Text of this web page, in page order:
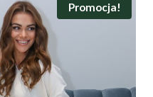
Promocja!